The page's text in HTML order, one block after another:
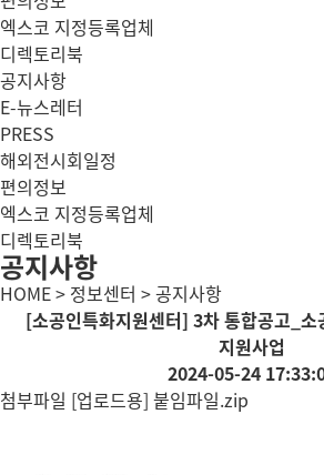
엑스코 지정등록업체
디렉토리북
공지사항
E-뉴스레터
PRESS
해외전시회일정
편의정보
엑스코 지정등록업체
디렉토리북
공지사항
HOME > 정보센터 > 공지사항
[소공인특화지원센터] 3차 통합공고_
지원사업
2024-05-24
첨부파일 [업로드용] 붙임파일.zip